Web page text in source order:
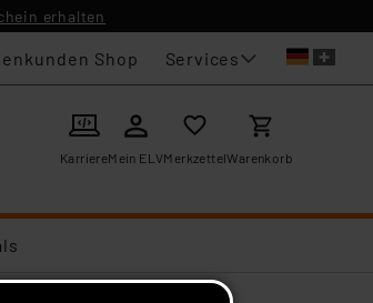
erhalten
Shop Services
KarriereMein ELVMerkzettelWarenkorb